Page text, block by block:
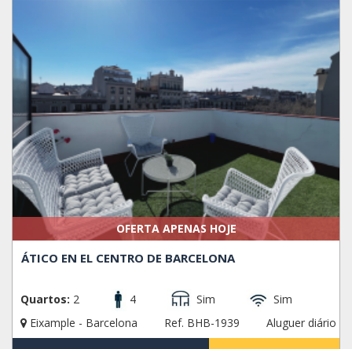
OFERTA APENAS HOJE
ÁTICO EN EL CENTRO DE BARCELONA
Quartos: 2 4 Sim
Sim
Eixample - Barcelona
Ref. BHB-1939 Aluguer diário